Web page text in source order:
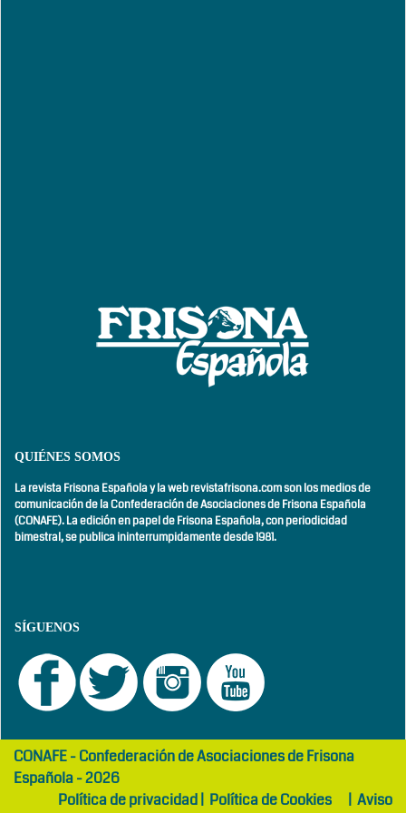
QUIÉNES SOMOS
La revista Frisona Española y la web revistafrisona.com son los medios de
comunicación de la Confederación de Asociaciones de Frisona Española
(CONAFE). La edición en papel de Frisona Española, conperiodicidad
bimestral,se publica ininterrumpidamente desde 1981.
SÍGUENOS
girls
abaya
maltepe
otelCONAFE - Confederación de Asociaciones de Frisona
Española - 2026
Política de privacidad| Política de Cookies | Aviso